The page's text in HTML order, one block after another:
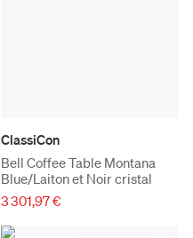
ClassiCon
Bell Coffee Table Montana
Blue/Laiton et Noir cristal
3 301,97 €